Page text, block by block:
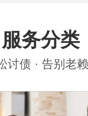
务分类
讨债 · 告别老赖